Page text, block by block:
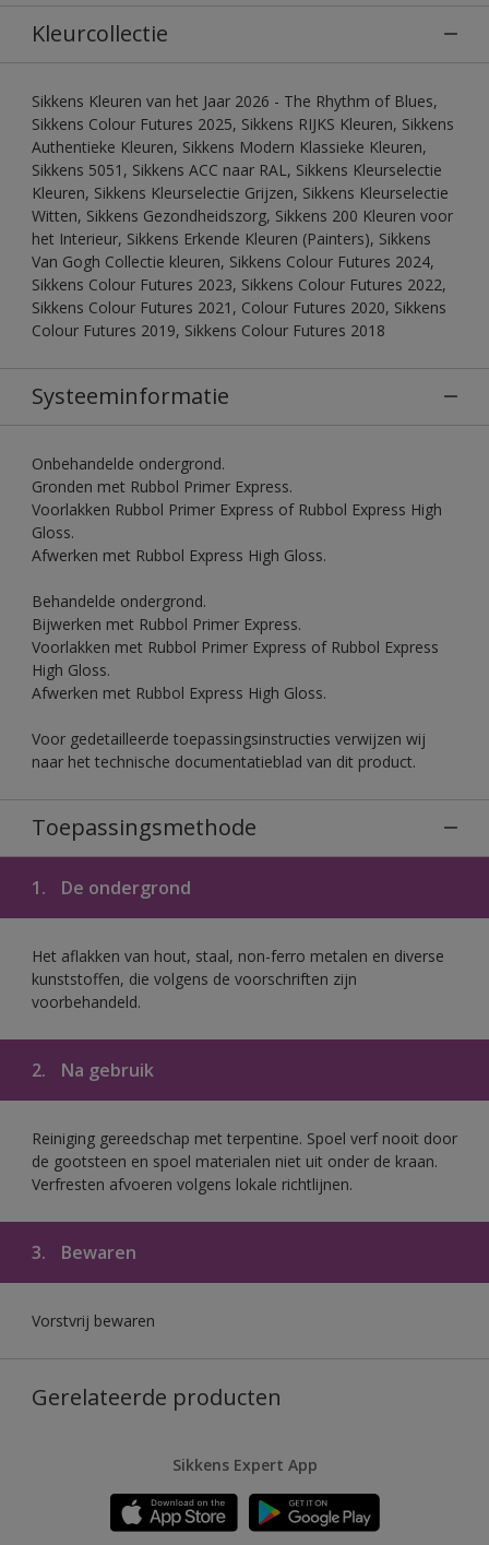
Kleurcollectie
Sikkens Kleuren van het Jaar 2026 - The Rhythm of Blues,
Sikkens Colour Futures 2025, Sikkens RIJKS Kleuren, Sikkens
Authentieke Kleuren, Sikkens Modern Klassieke Kleuren,
Sikkens 5051, Sikkens ACC naar RAL, Sikkens Kleurselectie
Kleuren, Sikkens Kleurselectie Grijzen, Sikkens Kleurselectie
Witten, Sikkens Gezondheidszorg, Sikkens 200 Kleuren voor
het Interieur, Sikkens Erkende Kleuren (Painters), Sikkens
Van Gogh Collectie kleuren, Sikkens Colour Futures 2024,
Sikkens Colour Futures 2023, Sikkens Colour Futures 2022,
Sikkens Colour Futures 2021, Colour Futures 2020, Sikkens
Colour Futures 2019, Sikkens Colour Futures 2018
Systeeminformatie
Onbehandelde ondergrond.
Gronden met Rubbol Primer Express.
Voorlakken Rubbol Primer Express of Rubbol Express High
Gloss.
Afwerken met Rubbol Express High Gloss.
Behandelde ondergrond.
Bijwerken met Rubbol Primer Express.
Voorlakken met Rubbol Primer Express of Rubbol Express
High Gloss.
Afwerken met Rubbol Express High Gloss.
Voor gedetailleerde toepassingsinstructies verwijzen wij
naar het technische documentatieblad van dit product.
Toepassingsmethode
1. De ondergrond
Het aflakken van hout, staal, non-ferro metalen en diverse
kunststoffen, die volgens de voorschriften zijn
voorbehandeld.
2. Na gebruik
Reiniging gereedschap met terpentine. Spoel verf nooit door
de gootsteen en spoel materialen niet uit onder de kraan.
Verfresten afvoeren volgens lokale richtlijnen.
3. Bewaren
Vorstvrij bewaren
Gerelateerde producten
Sikkens Expert App